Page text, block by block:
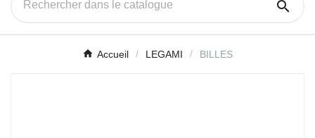

Accueil LEGAMI BILLES